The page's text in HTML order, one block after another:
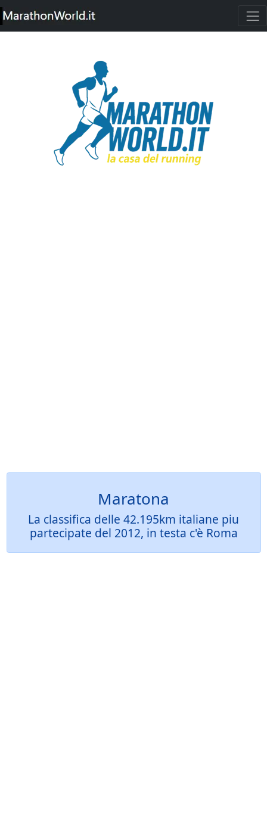
Maratona
La classifica delle 42.195km italiane piu
partecipate del 2012, in testa c'è Roma